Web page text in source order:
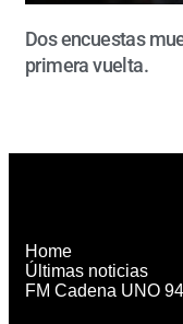
Dos encuestas
primera vuelta.
Home
Últimas noticias
FM Cadena UNO